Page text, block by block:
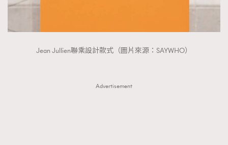
Jean Jullien聯乘設計款式（圖片來源：SAYWHO）
Advertisement